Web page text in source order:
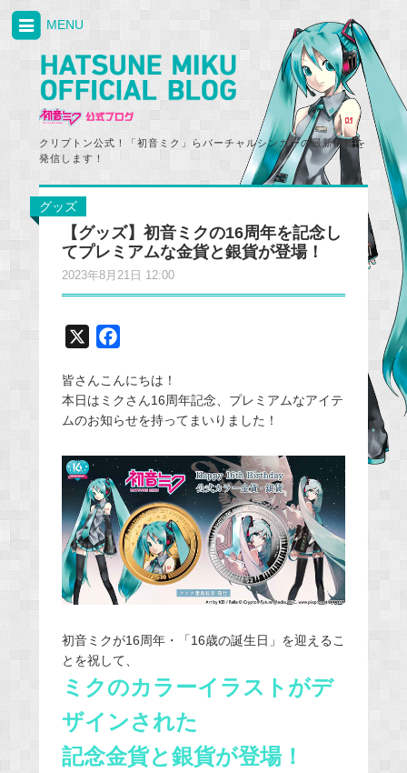
クリプトン公式！「初音ミク」らバーチャルシンガーの最新情報を
発信します！
MENU
グッズ
【グッズ】初音ミクの16周年を記念し
てプレミアムな金貨と銀貨が登場！
2023年8月21日 12:00
c
e
b
o
o
k
皆さんこんにちは！
本日はミクさん16周年記念、プレミアムなアイテ
ムのお知らせを持ってまいりました！
初音ミクが16周年・「16歳の誕生日」を迎えるこ
とを祝して、
ミクのカラーイラストがデ
ザインされた
記念金貨と銀貨が登場！